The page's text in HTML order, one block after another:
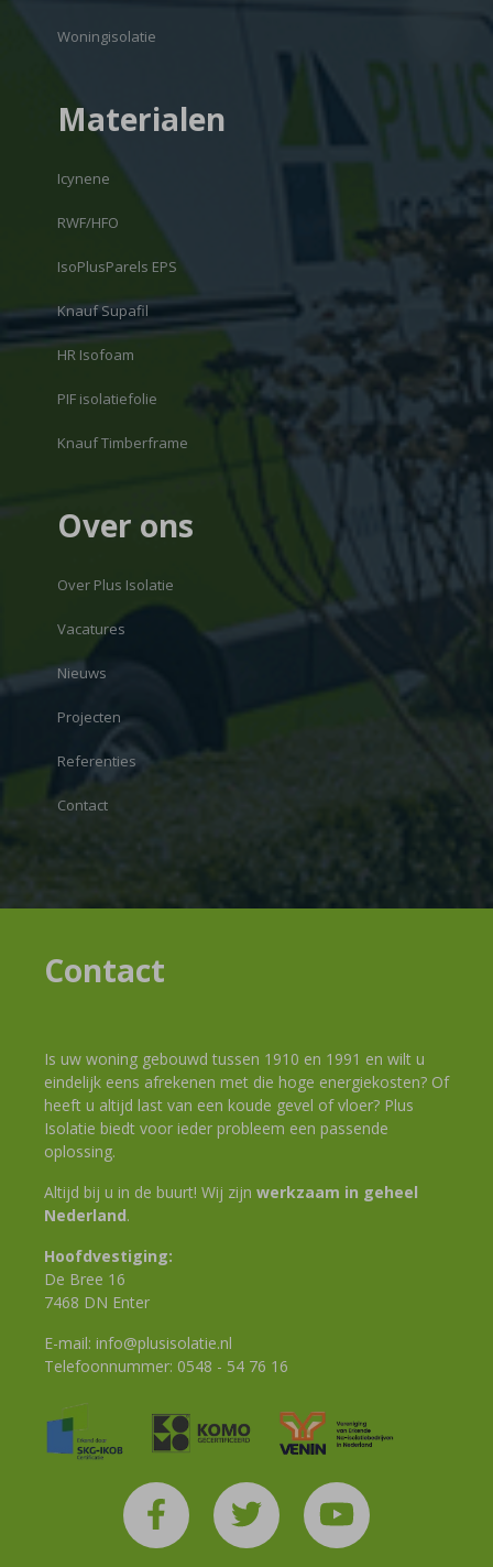
Woningisolatie
Materialen
Icynene
RWF/HFO
IsoPlusParels EPS
Knauf Supafil
HR Isofoam
PIF isolatiefolie
Knauf Timberframe
Over ons
Over Plus Isolatie
Vacatures
Nieuws
Projecten
Referenties
Contact
Contact
Is uw woning gebouwd tussen 1910 en 1991 en wilt u
eindelijk eens afrekenen met die hoge energiekosten? Of
heeft u altijd last van een koude gevel of vloer? Plus
Isolatie biedt voor ieder probleem een passende
oplossing.
Altijd bij u in de buurt! Wij zijn werkzaam in geheel
Nederland.
Hoofdvestiging:
De Bree 16
7468 DN Enter
E-mail: info@plusisolatie.nl
Telefoonnummer: 0548 - 54 76 16